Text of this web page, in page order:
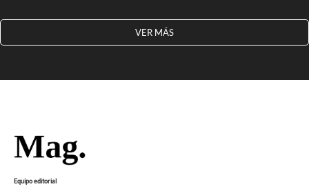
VER MÁS
Equipo editorial